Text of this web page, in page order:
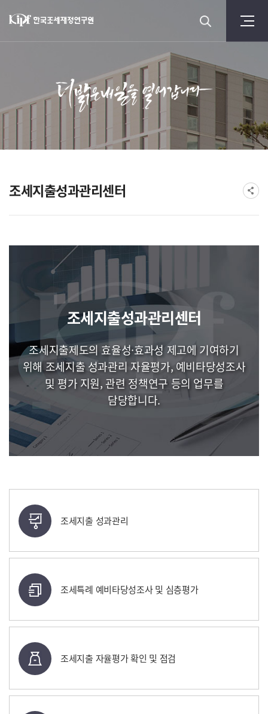
조세지출성과관리센터
조세지출성과관리센터
조세지출제도의 효율성·효과성 제고에 기여하기
위해 조세지출 성과관리 자율평가, 예비타당성조사
및 평가 지원, 관련 정책연구 등의 업무를
담당합니다.
조세지출 성과관리
조세특례 예비타당성조사 및 심층평가
조세지출 자율평가 확인 및 점검